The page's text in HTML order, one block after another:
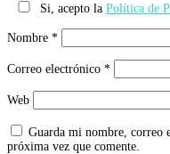
Si, acepto la Política de
Nombre *
Correo electrónico *
Web
Guarda mi nombre, correo
próxima vez que comente.